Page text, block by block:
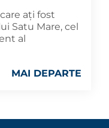
ați fost
Satu Mare, cel
al
MAI DEPARTE